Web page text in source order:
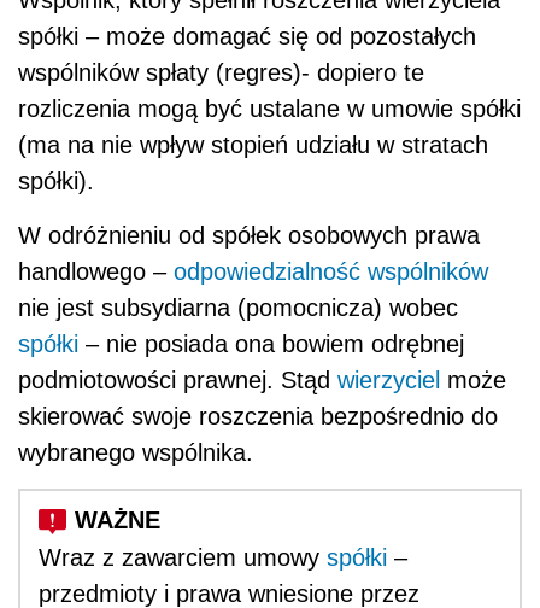
spółki – może domagać się od pozostałych
wspólników spłaty (regres)- dopiero te
rozliczenia mogą być ustalane w umowie spółki
(ma na nie wpływ stopień udziału w stratach
spółki).
W odróżnieniu od spółek osobowych prawa
handlowego – odpowiedzialność wspólników
nie jest subsydiarna (pomocnicza) wobec
spółki – nie posiada ona bowiem odrębnej
podmiotowości prawnej. Stąd wierzyciel może
skierować swoje roszczenia bezpośrednio do
wybranego wspólnika.
Wraz z zawarciem umowy spółki –
przedmioty i prawa wniesione przez